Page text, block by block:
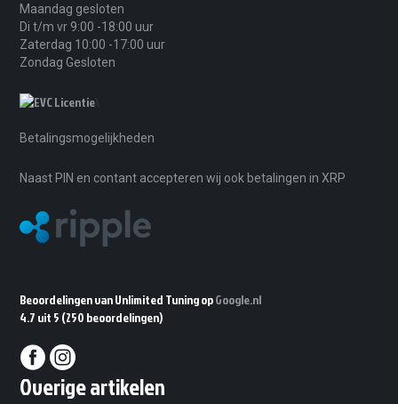
Maandag gesloten
Di t/m vr 9:00 -18:00 uur
Zaterdag 10:00 -17:00 uur
Zondag Gesloten
Betalingsmogelijkheden
Naast PIN en contant accepteren wij ook betalingen in XRP
Beoordelingen van Unlimited Tuning opGoogle.nl
4.7 uit 5 (250 beoordelingen)
Overige artikelen